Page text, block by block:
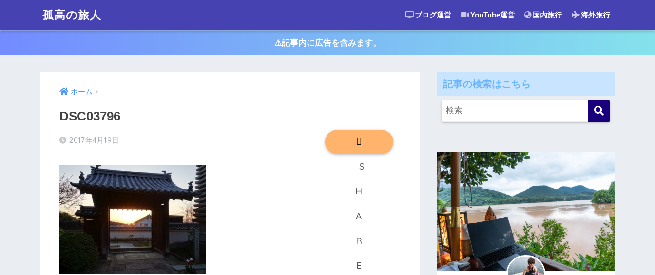
孤高の旅人 ブログ運営 YouTube運営 国内旅行 海外旅行
⚠︎記事内に広告を含みます。
ホーム
DSC03796
2017年4月19日
記事の検索はこちら